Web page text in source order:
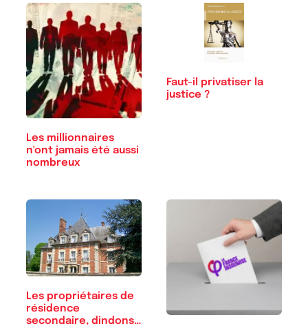
Les millionnaires
n'ont jamais été aussi
nombreux
Faut-il privatiser la
justice ?
Les propriétaires de
résidence
secondaire, dindons…